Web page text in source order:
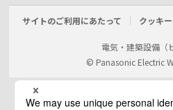
サイトのご利用にあたって クッキ
電気・建築設備（
© Panasonic Electric